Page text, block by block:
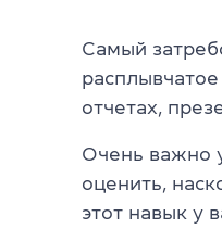
Самый
отчетах,
Очень важно
оценить,
этот навык у